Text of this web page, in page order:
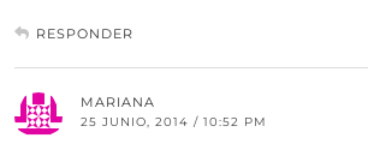
RESPONDER
MARIANA
25 JUNIO, 2014 / 10:52 PM